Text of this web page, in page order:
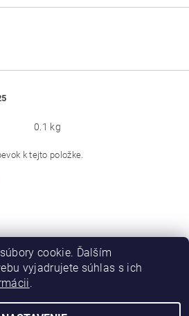
0.1 kg
k tejto položke.
hadíc
cookie. Ďalším
vyjadrujete súhlas s ich
.